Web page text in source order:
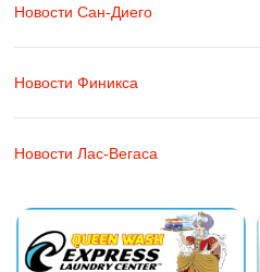
Новости Сан-Диего
Новости Финикса
Новости Лас-Вегаса